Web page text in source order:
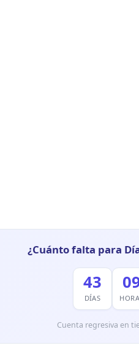
¿Cuánto falta para
43
DÍAS
Cuenta regresiva en